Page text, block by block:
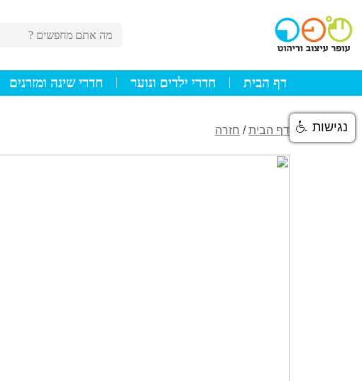
דף הבית חדרי ילדים ונוער חדרי שינה ומזרנים
דף הבית/ חזרה נגישות